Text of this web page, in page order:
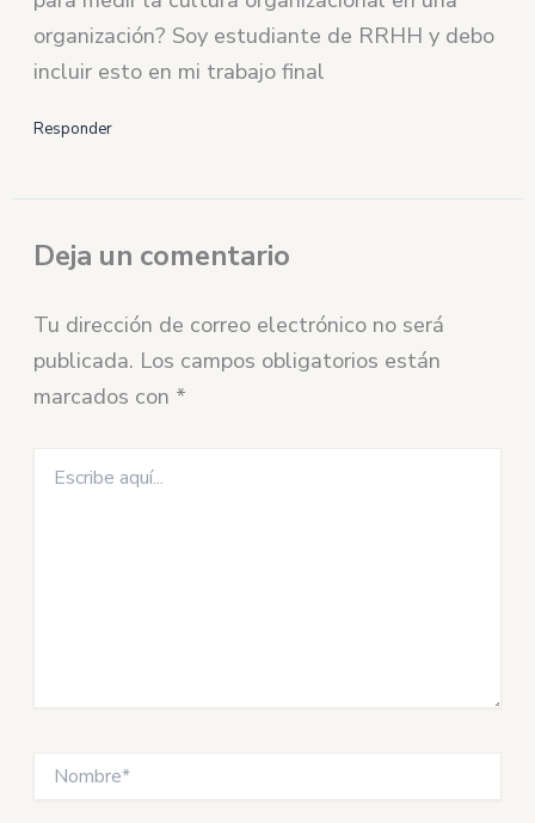
organización? Soy estudiante de RRHH y debo
incluir esto en mi trabajo final
Responder
Deja un comentario
Tu dirección de correo electrónico no será
publicada. Los campos obligatorios están
marcados con *
aquí...